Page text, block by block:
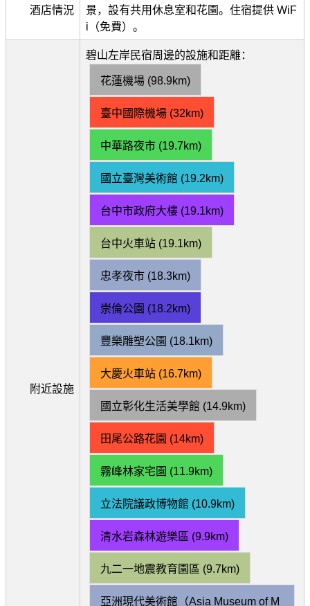
酒店情況
景，設有共用休息室和花園。住宿提供 WiF
i（免費）。
附近設施
碧山左岸民宿周邊的設施和距離：
花蓮機場 (98.9km)
臺中國際機場 (32km)
中華路夜市 (19.7km)
國立臺灣美術館 (19.2km)
台中市政府大樓 (19.1km)
台中火車站 (19.1km)
忠孝夜市 (18.3km)
崇倫公園 (18.2km)
豐樂雕塑公園 (18.1km)
大慶火車站 (16.7km)
國立彰化生活美學館 (14.9km)
田尾公路花園 (14km)
霧峰林家宅園 (11.9km)
立法院議政博物館 (10.9km)
清水岩森林遊樂區 (9.9km)
九二一地震教育園區 (9.7km)
亞洲現代美術館（Asia Museum of M